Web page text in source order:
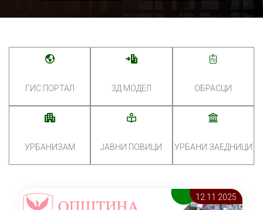
ГИС ПОРТАЛ 3Д МОДЕЛ ОБРАСЦИ
УРБАНИЗАМ ЈАВНИ ПОВИЦИ УРБАНИ ЗАЕДНИЦИ
12.11 2025